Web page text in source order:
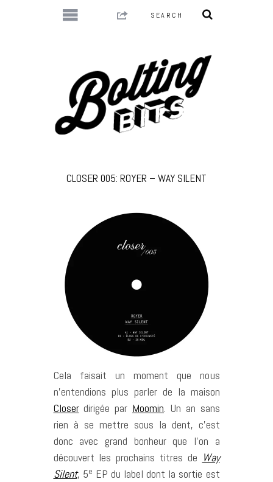
CLOSER 005: ROYER – WAY SILENT
Cela faisait un moment que nous
n’entendions plus parler de la maison
Closerdirigée par Moomin. Un an sans
rien à se mettre sous la dent, c’est
donc avec grand bonheur que l’on a
découvert les prochains titres de Way
Silent, 5e EP du label dont la sortie est